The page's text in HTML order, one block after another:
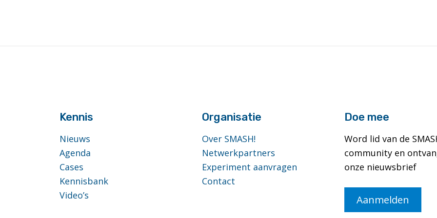
Kennis
Nieuws
Agenda
Cases
Kennisbank
Video’s
Organisatie
Over SMASH!
Netwerkpartners
Experiment aanvragen
Contact
Doe mee
Word lid van de
community en
onze nieuwsbrief
Aanmelden